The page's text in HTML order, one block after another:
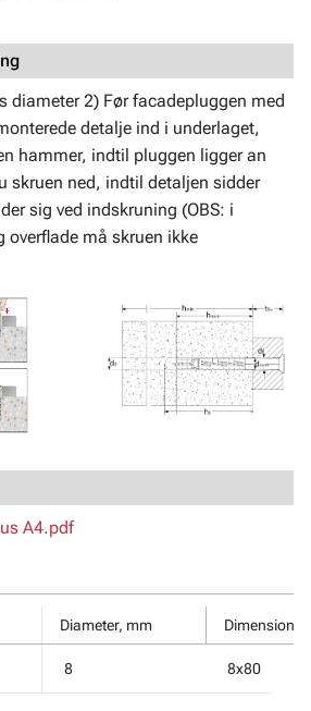
diameter 2) Før facadepluggen med
detalje ind i underlaget,
hammer, indtil pluggen ligger an
skruen ned, indtil detaljen sidder
sig ved indskruning (OBS: i
overflade må skruen ikke
A4.pdf
Diameter, mm Dimension
8 8x80